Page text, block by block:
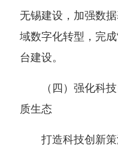
无锡建设，加强数
域数字化转型，完
台建设。
（四）强化科技
质生态
打造科技创新策